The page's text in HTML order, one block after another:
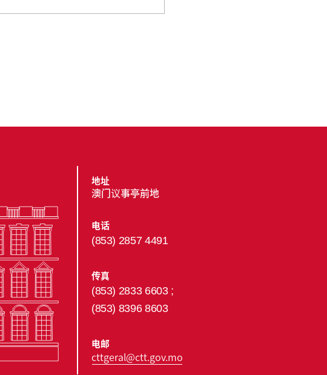
地址
澳门议事亭前地
电话
(853) 2857 4491
传真
(853) 2833 6603 ;
(853) 8396 8603
电邮
cttgeral@ctt.gov.mo